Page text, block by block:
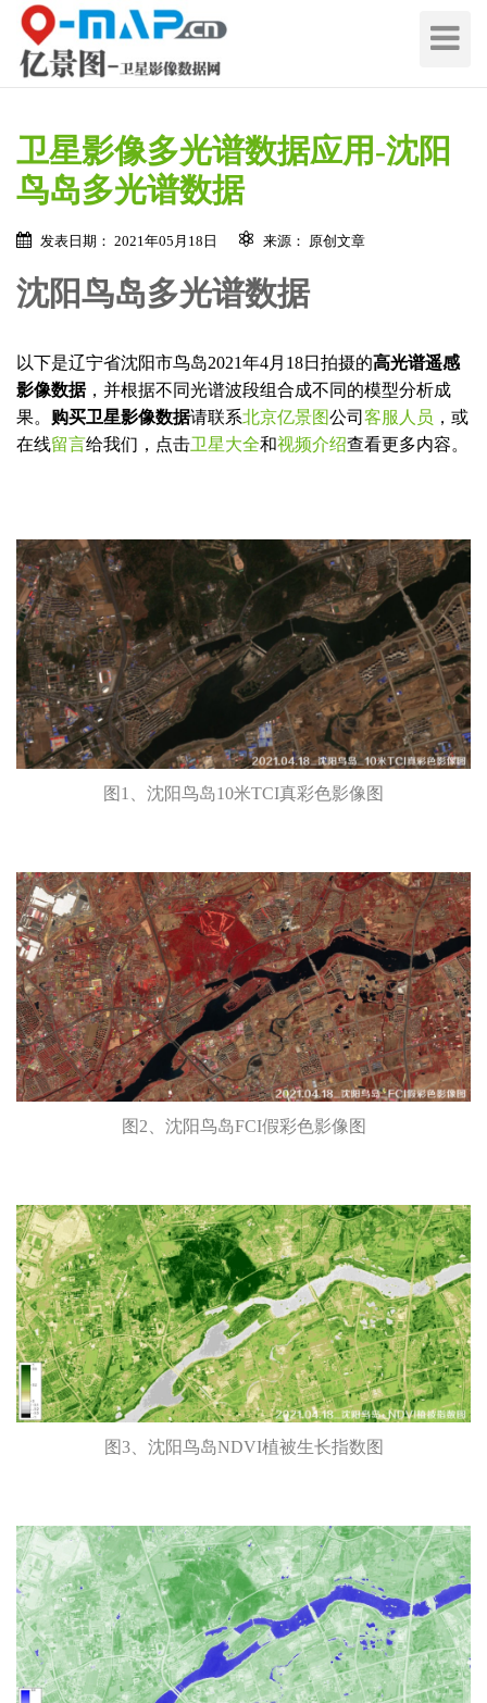
切
导
卫星影像多光谱数据应用-沈阳
鸟岛多光谱数据
发表日期： 2021年05月18日 来源： 原创文章
沈阳鸟岛多光谱数据
以下是辽宁省沈阳市鸟岛2021年4月18日拍摄的高光谱遥感
影像数据，并根据不同光谱波段组合成不同的模型分析成
果。 购买卫星影像数据请联系北京亿景图公司 客服人员 ，或
在线留言给我们，点击卫星大全和视频介绍查看更多内容。
图1、沈阳鸟岛10米TCI真彩色影像图
图2、沈阳鸟岛FCI假彩色影像图
图3、沈阳鸟岛NDVI植被生长指数图